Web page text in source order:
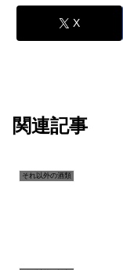
X
関連記事
それ以外の酒類